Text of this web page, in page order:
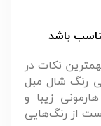
باشد
نکات در
رنگ شال مبل
زیبا و
از رنگ‌هایی